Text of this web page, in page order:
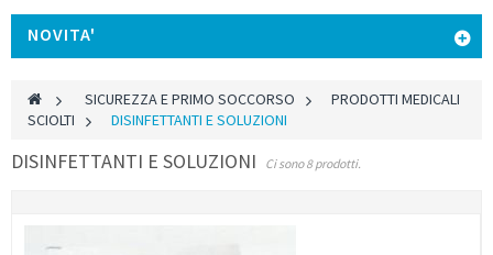
NOVITA'
> SICUREZZA E PRIMO SOCCORSO >
PRODOTTI MEDICALI
SCIOLTI
> DISINFETTANTI E SOLUZIONI
DISINFETTANTI E SOLUZIONI Ci sono 8 prodotti.